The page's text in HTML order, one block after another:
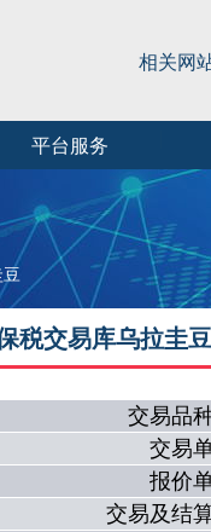
相关网
平台服务
税交易库乌拉圭豆
交易品
交易
报价
交易及结